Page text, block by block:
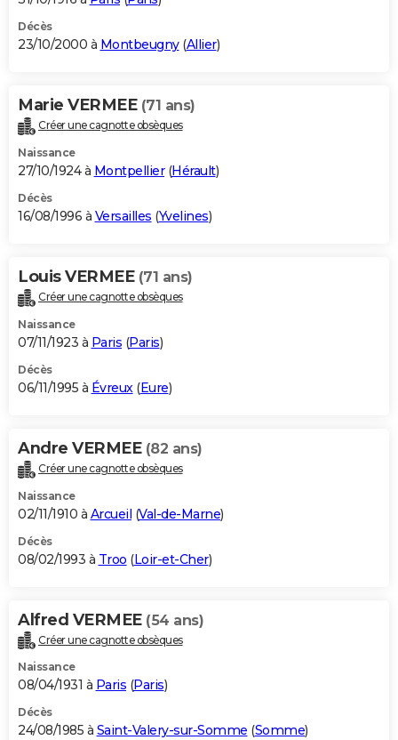
Décès
23/10/2000 à Montbeugny(Allier)
Marie VERMEE (71 ans)
Créer une cagnotte obsèques
Naissance
27/10/1924 à Montpellier(Hérault)
Décès
16/08/1996 à Versailles (Yvelines)
Louis VERMEE (71 ans)
Créer une cagnotte obsèques
Naissance
07/11/1923 à Paris (Paris)
Décès
06/11/1995 à Évreux(Eure)
Andre VERMEE (82 ans)
Créer une cagnotte obsèques
Naissance
02/11/1910 à Arcueil (Val-de-Marne)
Décès
08/02/1993 à Troo (Loir-et-Cher)
Alfred VERMEE (54 ans)
Créer une cagnotte obsèques
Naissance
08/04/1931 à Paris (Paris)
Décès
24/08/1985 à Saint-Valery-sur-Somme (Somme)